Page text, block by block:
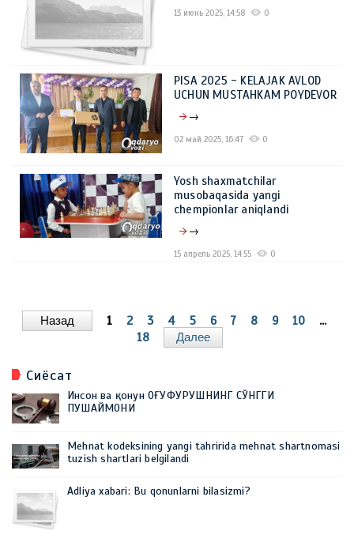
13 июнь 2025, 14:58 0
PISA 2025 - KELAJAK AVLOD
UCHUN MUSTAHKAM POYDEVOR
→
02 май 2025, 16:47 0
Yosh shaxmatchilar
musobaqasida yangi
chempionlar aniqlandi
→
15 апрель 2025, 14:55 0
Назад 1 2 3 4 5 6 7 8 9 10
...
18
Далее
Сиёсат
Инсон ва қонун ОҒУФУРУШНИНГ СЎНГГИ
ПУШАЙМОНИ
Mehnat kodeksining yangi tahririda mehnat shartnomasi
tuzish shartlari belgilandi
Adliya xabari: Bu qonunlarni bilasizmi?